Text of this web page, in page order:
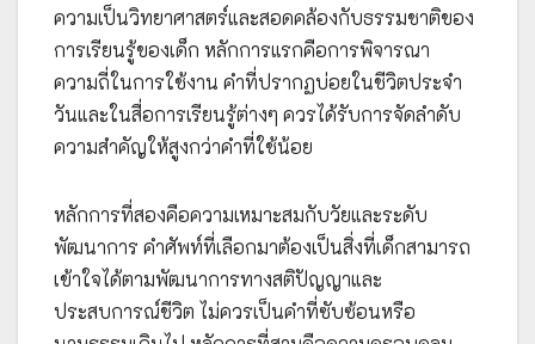
ความเป็นวิทยาศาสตร์และสอดคล้องกับธรรมชาติของ
การเรียนรู้ของเด็ก หลักการแรกคือการพิจารณา
ความถี่ในการใช้งาน คำที่ปรากฏบ่อยในชีวิตประจำ
วันและในสื่อการเรียนรู้ต่างๆ ควรได้รับการจัดลำดับ
ความสำคัญให้สูงกว่าคำที่ใช้น้อย
หลักการที่สองคือความเหมาะสมกับวัยและระดับ
พัฒนาการ คำศัพท์ที่เลือกมาต้องเป็นสิ่งที่เด็กสามารถ
เข้าใจได้ตามพัฒนาการทางสติปัญญาและ
ประสบการณ์ชีวิต ไม่ควรเป็นคำที่ซับซ้อนหรือ